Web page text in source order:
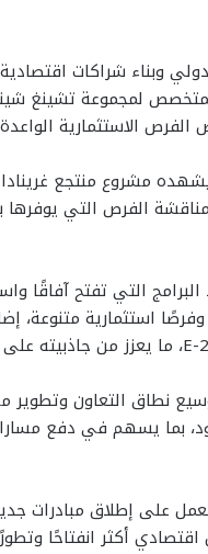
وبناء شراكات
لمجموعة تشينغ
الاستثمارية
يشهده مشروع منتجع
الفرص التي يوفرها
التي تفتح آفاقًا
استثمارية متنوعة،
نطاق التعاون
بما يسهم في دفع
على إطلاق مبادرات
أكثر انفتاحًا